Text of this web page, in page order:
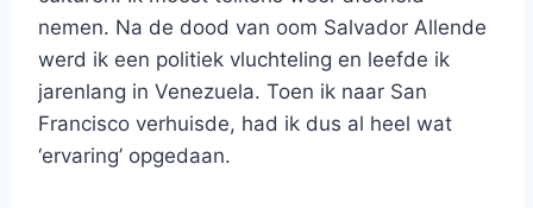
nemen. Na de dood van oom Salvador Allende
werd ik een politiek vluchteling en leefde ik
jarenlang in Venezuela. Toen ik naar San
Francisco verhuisde, had ik dus al heel wat
‘ervaring’ opgedaan.